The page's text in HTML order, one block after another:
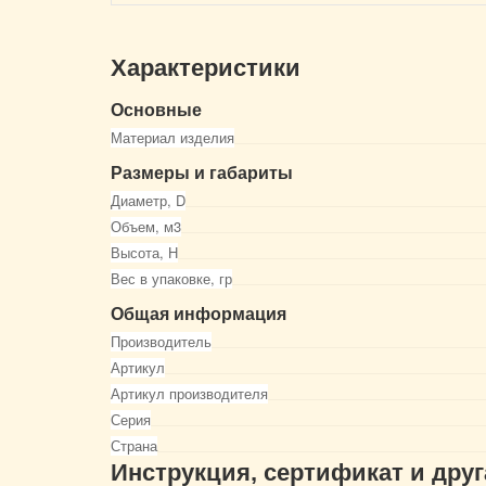
Характеристики
Основные
Материал изделия
Размеры и габариты
Диаметр, D
Объем, м3
Высота, Н
Вес в упаковке, гр
Общая информация
Производитель
Артикул
Артикул производителя
Серия
Страна
Инструкция, сертификат и